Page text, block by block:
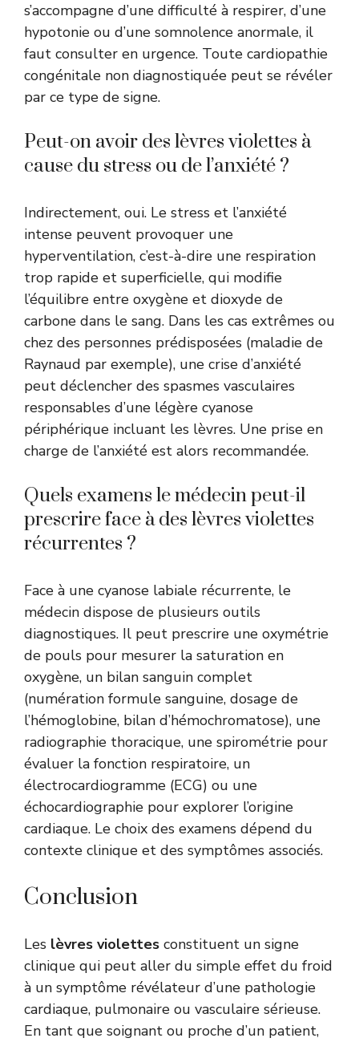
s’accompagne d’une difficulté à respirer, d’une
hypotonie ou d’une somnolence anormale, il
faut consulter en urgence. Toute cardiopathie
congénitale non diagnostiquée peut se révéler
par ce type de signe.
Peut-on avoir des lèvres violettes à
cause du stress ou de l’anxiété ?
Indirectement, oui. Le stress et l’anxiété
intense peuvent provoquer une
hyperventilation, c’est-à-dire une respiration
trop rapide et superficielle, qui modifie
l’équilibre entre oxygène et dioxyde de
carbone dans le sang. Dans les cas extrêmes ou
chez des personnes prédisposées (maladie de
Raynaud par exemple), une crise d’anxiété
peut déclencher des spasmes vasculaires
responsables d’une légère cyanose
périphérique incluant les lèvres. Une prise en
charge de l’anxiété est alors recommandée.
Quels examens le médecin peut-il
prescrire face à des lèvres violettes
récurrentes ?
Face à une cyanose labiale récurrente, le
médecin dispose de plusieurs outils
diagnostiques. Il peut prescrire une oxymétrie
de pouls pour mesurer la saturation en
oxygène, un bilan sanguin complet
(numération formule sanguine, dosage de
l’hémoglobine, bilan d’hémochromatose), une
radiographie thoracique, une spirométrie pour
évaluer la fonction respiratoire, un
électrocardiogramme (ECG) ou une
échocardiographie pour explorer l’origine
cardiaque. Le choix des examens dépend du
contexte clinique et des symptômes associés.
Conclusion
Les lèvres violettes constituent un signe
clinique qui peut aller du simple effet du froid
à un symptôme révélateur d’une pathologie
cardiaque, pulmonaire ou vasculaire sérieuse.
En tant que soignant ou proche d’un patient,